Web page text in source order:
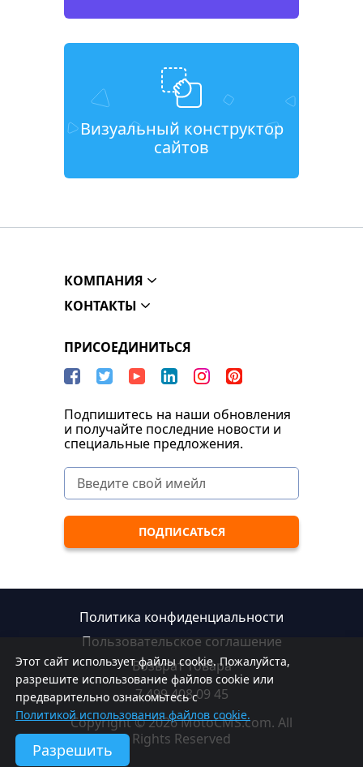
Визуальный конструктор
сайтов
Этот сайт использует файлы cookie. Пожалуйста,
разрешите использование файлов cookie или
предварительно ознакомьтесь с
Политикой использования файлов cookie.
Разрешить
КОМПАНИЯ
КОНТАКТЫ
ПРИСОЕДИНИТЬСЯ
Подпишитесь на наши обновления
и получайте последние новости и
специальные предложения.
Политика конфиденциальности
Пользовательское соглашение
Возврат товара
7 499 408 09 45
Copyright © 2026 MotoCMS.com. All
Rights Reserved